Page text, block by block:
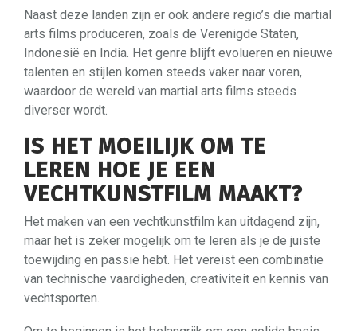
Naast deze landen zijn er ook andere regio’s die martial
arts films produceren, zoals de Verenigde Staten,
Indonesië en India. Het genre blijft evolueren en nieuwe
talenten en stijlen komen steeds vaker naar voren,
waardoor de wereld van martial arts films steeds
diverser wordt.
IS HET MOEILIJK OM TE
LEREN HOE JE EEN
VECHTKUNSTFILM MAAKT?
Het maken van een vechtkunstfilm kan uitdagend zijn,
maar het is zeker mogelijk om te leren als je de juiste
toewijding en passie hebt. Het vereist een combinatie
van technische vaardigheden, creativiteit en kennis van
vechtsporten.